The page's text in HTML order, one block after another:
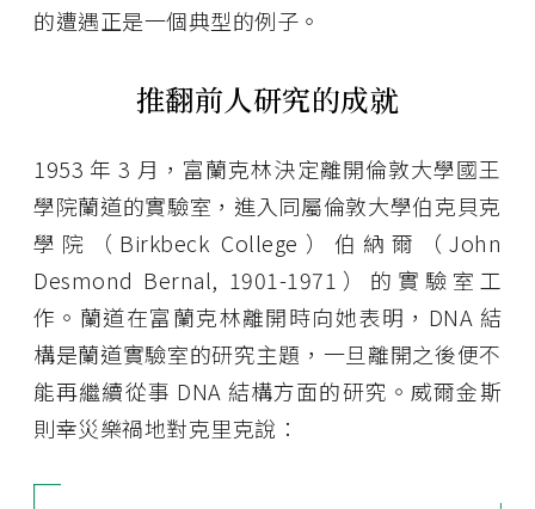
的遭遇正是一個典型的例子。
推翻前人研究的成就
1953 年 3 月，富蘭克林決定離開倫敦大學國王
學院蘭道的實驗室，進入同屬倫敦大學伯克貝克
學院（Birkbeck College）伯納爾（John
Desmond Bernal, 1901-1971）的實驗室工
作。蘭道在富蘭克林離開時向她表明，DNA 結
構是蘭道實驗室的研究主題，一旦離開之後便不
能再繼續從事 DNA 結構方面的研究。威爾金斯
則幸災樂禍地對克里克說：